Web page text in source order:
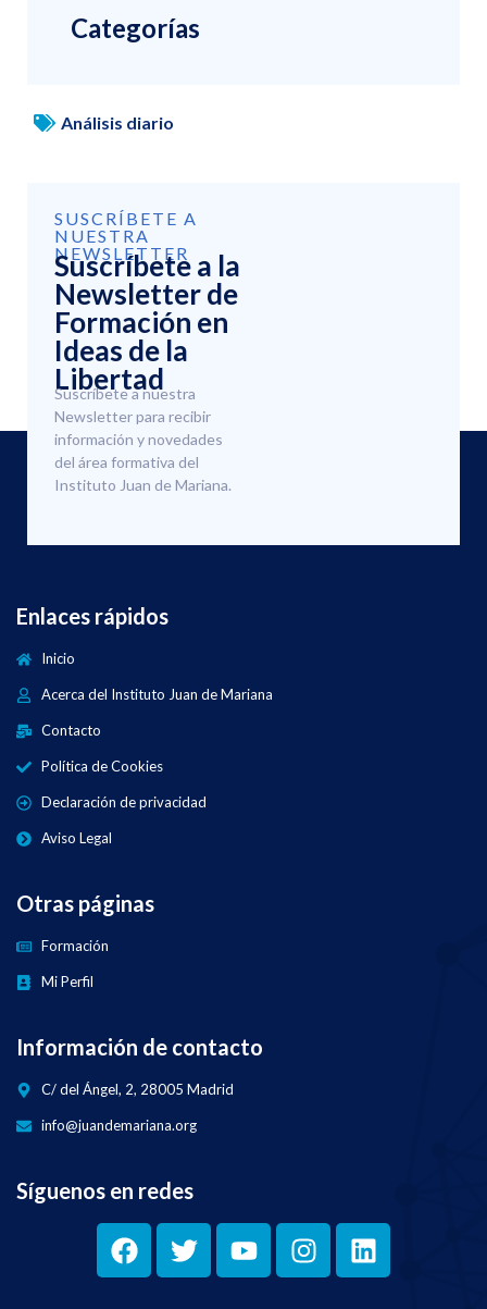
Categorías
Análisis diario
SUSCRÍBETE A
NUESTRA
NEWSLETTER
Suscríbete a la
Newsletter de
Formación en
Ideas de la
Libertad
Suscríbete a nuestra
Newsletter para recibir
información y novedades
del área formativa del
Instituto Juan de Mariana.
Enlaces rápidos
Inicio
Acerca del Instituto Juan de Mariana
Contacto
Política de Cookies
Declaración de privacidad
Aviso Legal
Otras páginas
Formación
Mi Perfil
Información de contacto
C/ del Ángel, 2, 28005 Madrid
info@juandemariana.org
Síguenos en redes